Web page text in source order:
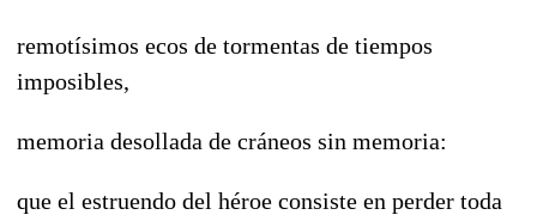
remotísimos ecos de tormentas de tiempos
imposibles,
memoria desollada de cráneos sin memoria:
que el estruendo del héroe consiste en perder toda